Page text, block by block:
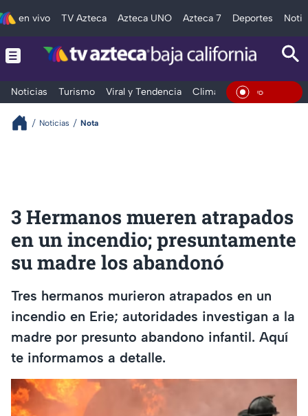
en vivo TV Azteca Azteca UNO Azteca 7 Deportes
Noticias Turismo Viral y Tendencia Clima Deportes En Vivo
Noticias Nota
3 Hermanos mueren atrapados
en un incendio; presuntamente
su madre los abandonó
Tres hermanos murieron atrapados en un
incendio en Erie; autoridades investigan a la
madre por presunto abandono infantil. Aquí
te informamos a detalle.